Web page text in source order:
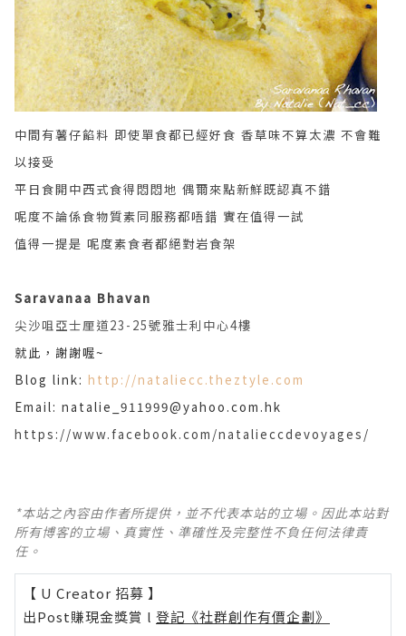
中間有薯仔餡料 即使單食都已經好食 香草味不算太濃 不會難
以接受
平日食開中西式食得悶悶地 偶爾來點新鮮既認真不錯
呢度不論係食物質素同服務都唔錯 實在值得一試
值得一提是 呢度素食者都絕對岩食架
Saravanaa Bhavan
尖沙咀亞士厘道23-25號雅士利中心4樓
就此，謝謝喔~
Blog link: http://nataliecc.theztyle.com
Email: natalie_911999@yahoo.com.hk
https://www.facebook.com/natalieccdevoyages/
*本站之內容由作者所提供，並不代表本站的立場。因此本站對
所有博客的立場、真實性、準確性及完整性不負任何法律責
任。
【 U Creator 招募 】
出Post賺現金獎賞 l 登記《社群創作有價企劃》